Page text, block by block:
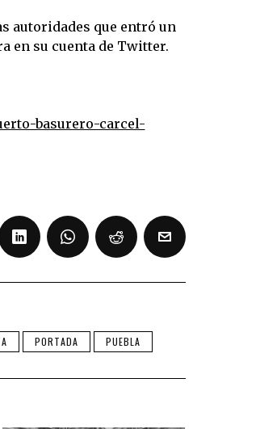
autoridades que entró un
en su cuenta de Twitter.
basurero-carcel-
PORTADA PUEBLA